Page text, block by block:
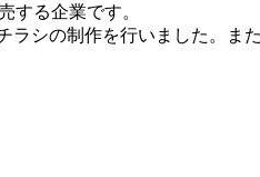
る企業です。
シの制作を行いました。ま